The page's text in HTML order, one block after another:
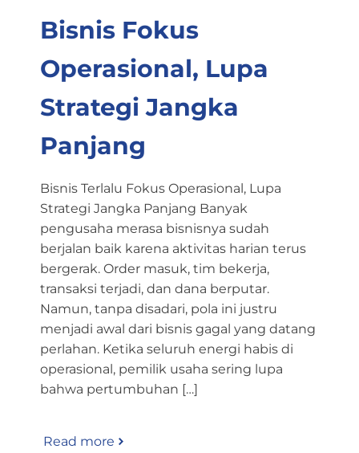
Bisnis Fokus
Operasional, Lupa
Strategi Jangka
Panjang
Bisnis Terlalu Fokus Operasional, Lupa
Strategi Jangka Panjang Banyak
pengusaha merasa bisnisnya sudah
berjalan baik karena aktivitas harian terus
bergerak. Order masuk, tim bekerja,
transaksi terjadi, dan dana berputar.
Namun, tanpa disadari, pola ini justru
menjadi awal dari bisnis gagal yang datang
perlahan. Ketika seluruh energi habis di
operasional, pemilik usaha sering lupa
bahwa pertumbuhan […]
Read more